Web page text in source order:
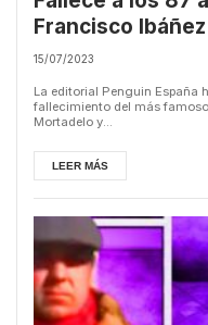
Francisco Ibáñez
15/07/2023
La editorial Penguin España
fallecimiento del más
Mortadelo y...
LEER MÁS